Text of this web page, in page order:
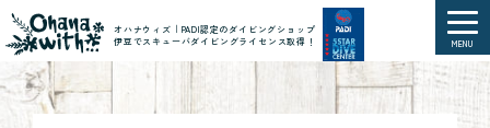
オハナウィズ｜PADI認定のダイビングショップ
伊豆でスキューバダイビングライセンス取得！
MENU